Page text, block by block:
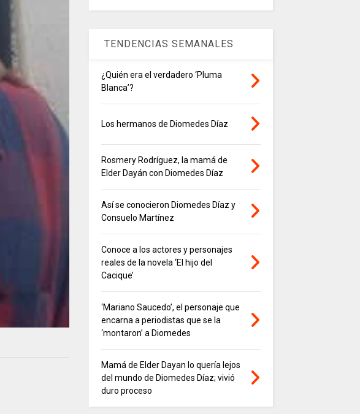
TENDENCIAS SEMANALES
¿Quién era el verdadero ‘Pluma
Blanca’?
Los hermanos de Diomedes Díaz
Rosmery Rodríguez, la mamá de
Elder Dayán con Diomedes Díaz
Así se conocieron Diomedes Díaz y
Consuelo Martínez
Conoce a los actores y personajes
reales de la novela ‘El hijo del
Cacique’
‘Mariano Saucedo’, el personaje que
encarna a periodistas que se la
‘montaron’ a Diomedes
Mamá de Elder Dayan lo quería lejos
del mundo de Diomedes Díaz; vivió
duro proceso